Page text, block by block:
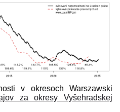
v okresoch Warszawski
za okresy Vyšehradskej